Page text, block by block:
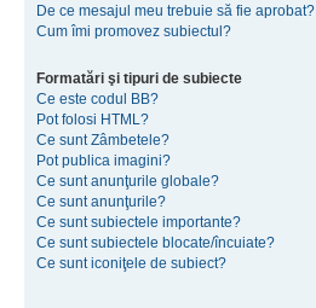
De ce mesajul meu trebuie să fie aprobat?
Cum îmi promovez subiectul?
Formatări şi tipuri de subiecte
Ce este codul BB?
Pot folosi HTML?
Ce sunt Zâmbetele?
Pot publica imagini?
Ce sunt anunţurile globale?
Ce sunt anunţurile?
Ce sunt subiectele importante?
Ce sunt subiectele blocate/încuiate?
Ce sunt iconiţele de subiect?